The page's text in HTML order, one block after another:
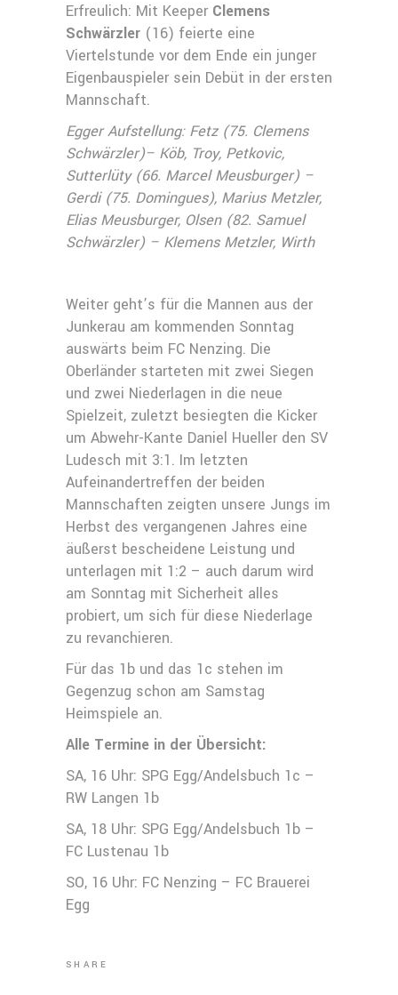
Erfreulich: Mit Keeper Clemens
Schwärzler (16) feierte eine
Viertelstunde vor dem Ende ein junger
Eigenbauspieler sein Debüt in der ersten
Mannschaft.
Egger Aufstellung: Fetz (75. Clemens
Schwärzler)– Köb, Troy, Petkovic,
Sutterlüty (66. Marcel Meusburger) –
Gerdi (75. Domingues), Marius Metzler,
Elias Meusburger, Olsen (82. Samuel
Schwärzler) – Klemens Metzler, Wirth
Weiter geht’s für die Mannen aus der
Junkerau am kommenden Sonntag
auswärts beim FC Nenzing. Die
Oberländer starteten mit zwei Siegen
und zwei Niederlagen in die neue
Spielzeit, zuletzt besiegten die Kicker
um Abwehr-Kante Daniel Hueller den SV
Ludesch mit 3:1. Im letzten
Aufeinandertreffen der beiden
Mannschaften zeigten unsere Jungs im
Herbst des vergangenen Jahres eine
äußerst bescheidene Leistung und
unterlagen mit 1:2 – auch darum wird
am Sonntag mit Sicherheit alles
probiert, um sich für diese Niederlage
zu revanchieren.
Für das 1b und das 1c stehen im
Gegenzug schon am Samstag
Heimspiele an.
Alle Termine in der Übersicht:
SA, 16 Uhr: SPG Egg/Andelsbuch 1c –
RW Langen 1b
SA, 18 Uhr: SPG Egg/Andelsbuch 1b –
FC Lustenau 1b
SO, 16 Uhr: FC Nenzing – FC Brauerei
Egg
SHARE